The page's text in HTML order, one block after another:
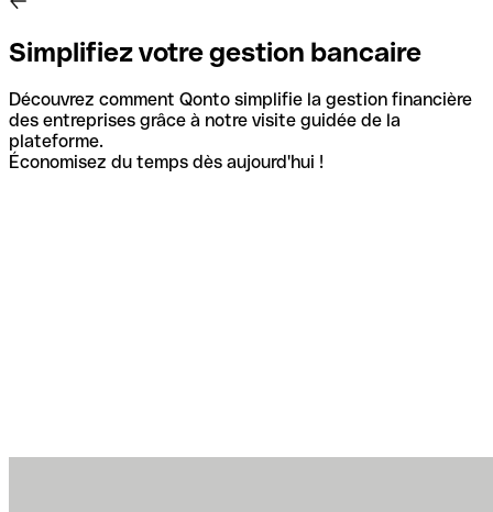
Simplifiez votre gestion bancaire
Découvrez comment Qonto simplifie la gestion financière
des entreprises grâce à notre visite guidée de la
plateforme.
Économisez du temps dès aujourd'hui !